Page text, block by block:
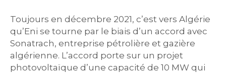
Toujours en décembre 2021, c’est vers Algérie
qu’Eni se tourne par le biais d’un accord avec
Sonatrach, entreprise pétrolière et gazière
algérienne. L’accord porte sur un projet
photovoltaïque d’une capacité de 10 MW qui